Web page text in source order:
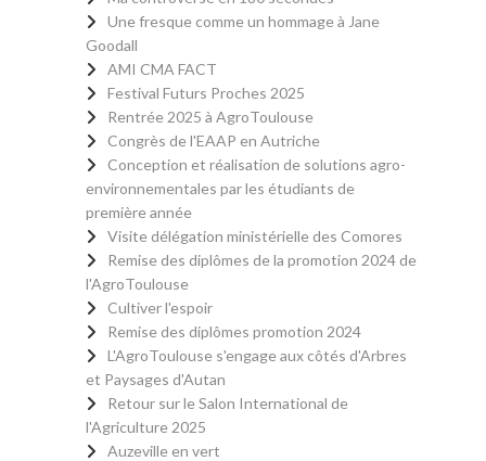
Une fresque comme un hommage à Jane
Goodall
AMI CMA FACT
Festival Futurs Proches 2025
Rentrée 2025 à AgroToulouse
Congrès de l'EAAP en Autriche
Conception et réalisation de solutions agro-
environnementales par les étudiants de
première année
Visite délégation ministérielle des Comores
Remise des diplômes de la promotion 2024 de
l'AgroToulouse
Cultiver l'espoir
Remise des diplômes promotion 2024
L'AgroToulouse s'engage aux côtés d'Arbres
et Paysages d'Autan
Retour sur le Salon International de
l'Agriculture 2025
Auzeville en vert